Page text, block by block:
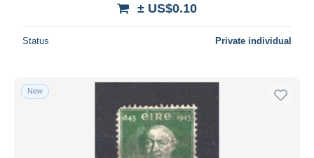
± US$0.10
Status Private individual
New